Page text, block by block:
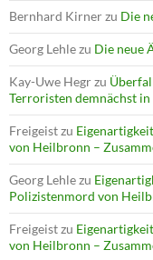
Bernhard Kirnerzu Die
Georg Lehlezu Die neue
Kay-Uwe Hegrzu
Terroristen demnächst
Freigeistzu
von Heilbronn –
Georg Lehlezu
Polizistenmord von
Freigeistzu
von Heilbronn –